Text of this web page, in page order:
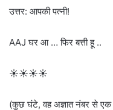
उत्तर: आपकी पत्नी!
AAJ घर आ … फिर बत्ती हू ..
☀☀☀☀
(कुछ घंटे, वह अज्ञात नंबर से एक